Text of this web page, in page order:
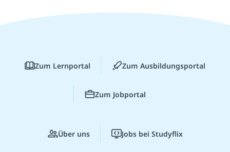
Zum Lernportal Zum Ausbildungsportal
Zum Jobportal
Über uns Jobs bei Studyflix